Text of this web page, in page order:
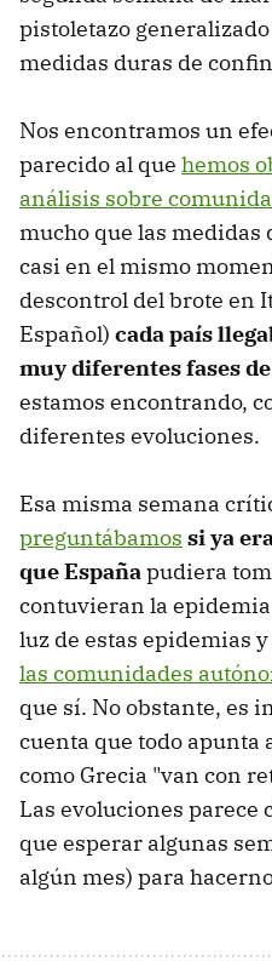
pistoletazo
medidas duras de
Nos encontramos un
parecido al que hemos
análisis sobre
mucho que las
casi en el mismo
descontrol del brote en
Español) cada país
muy diferentes fases
estamos encontrando,
diferentes evoluciones.
Esa misma semana
preguntábamos si ya
que Españapudiera
contuvieran la
luz de estas epidemias y
las comunidades
que sí. No obstante, es
cuenta que todo apunta
como Grecia "van con
Las evoluciones parece
que esperar algunas
algún mes) para